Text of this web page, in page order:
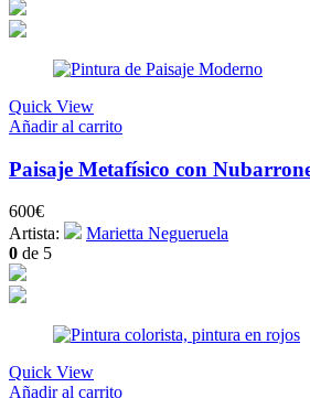
Quick View
Añadir al carrito
Paisaje Metafísico con
600€
Artista:
Marietta Negueruela
0 de 5
Quick View
Añadir al carrito